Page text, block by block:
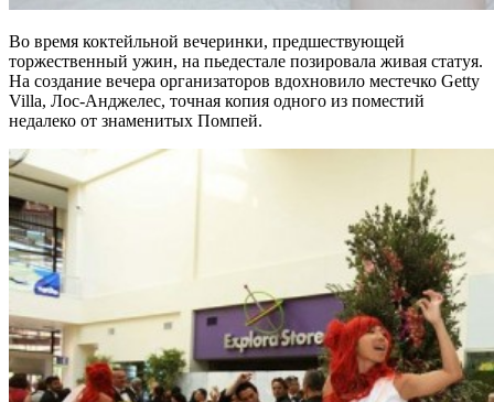
Во время коктейльной вечеринки, предшествующей
торжественный ужин, на пьедестале позировала живая статуя.
На создание вечера организаторов вдохновило местечко Getty
Villa, Лос-Анджелес, точная копия одного из поместий
недалеко от знаменитых Помпей.